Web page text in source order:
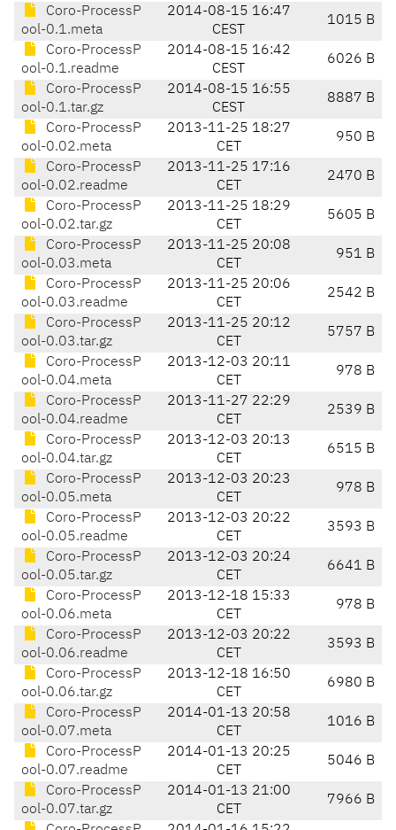
Coro-ProcessP
ool-0.1.meta
2014-08-15 16:47
CEST
1015 B
Coro-ProcessP
ool-0.1.readme
2014-08-15 16:42
CEST
6026 B
Coro-ProcessP
ool-0.1.tar.gz
2014-08-15 16:55
CEST
8887 B
Coro-ProcessP
ool-0.02.meta
2013-11-25 18:27
CET
950 B
Coro-ProcessP
ool-0.02.readme
2013-11-25 17:16
CET
2470 B
Coro-ProcessP
ool-0.02.tar.gz
2013-11-25 18:29
CET
5605 B
Coro-ProcessP
ool-0.03.meta
2013-11-25 20:08
CET
951 B
Coro-ProcessP
ool-0.03.readme
2013-11-25 20:06
CET
2542 B
Coro-ProcessP
ool-0.03.tar.gz
2013-11-25 20:12
CET
5757 B
Coro-ProcessP
ool-0.04.meta
2013-12-03 20:11
CET
978 B
Coro-ProcessP
ool-0.04.readme
2013-11-27 22:29
CET
2539 B
Coro-ProcessP
ool-0.04.tar.gz
2013-12-03 20:13
CET
6515 B
Coro-ProcessP
ool-0.05.meta
2013-12-03 20:23
CET
978 B
Coro-ProcessP
ool-0.05.readme
2013-12-03 20:22
CET
3593 B
Coro-ProcessP
ool-0.05.tar.gz
2013-12-03 20:24
CET
6641 B
Coro-ProcessP
ool-0.06.meta
2013-12-18 15:33
CET
978 B
Coro-ProcessP
ool-0.06.readme
2013-12-03 20:22
CET
3593 B
Coro-ProcessP
ool-0.06.tar.gz
2013-12-18 16:50
CET
6980 B
Coro-ProcessP
ool-0.07.meta
2014-01-13 20:58
CET
1016 B
Coro-ProcessP
ool-0.07.readme
2014-01-13 20:25
CET
5046 B
Coro-ProcessP
ool-0.07.tar.gz
2014-01-13 21:00
CET
7966 B